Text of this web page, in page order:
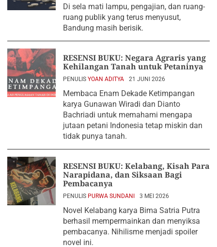
Di sela mati lampu, pengajian, dan ruang-
ruang publik yang terus menyusut,
Bandung masih berisik.
RESENSI BUKU: Negara Agraris yang
Kehilangan Tanah untuk Petaninya
PENULIS YOAN ADITYA 21 JUNI 2026
Membaca Enam Dekade Ketimpangan
karya Gunawan Wiradi dan Dianto
Bachriadi untuk memahami mengapa
jutaan petani Indonesia tetap miskin dan
tidak punya tanah.
RESENSI BUKU: Kelabang, Kisah Para
Narapidana, dan Siksaan Bagi
Pembacanya
PENULIS PURWA SUNDANI 3 MEI 2026
Novel Kelabang karya Bima Satria Putra
berhasil mempermainkan dan menyiksa
pembacanya. Nihilisme menjadi spoiler
novel ini.